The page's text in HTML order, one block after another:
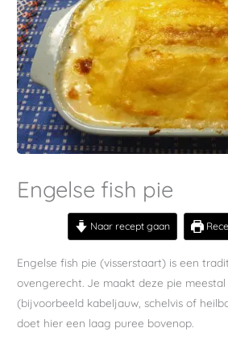
Engelse fish pie
Naar recept gaan
Engelse fish pie (visserstaart) is een
ovengerecht. Je maakt deze pie
(bijvoorbeeld kabeljauw, schelvis of
doet hier een laag puree bovenop.